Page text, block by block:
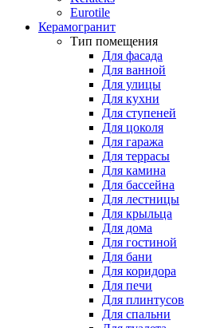
Eurotile
Керамогранит
Тип помещения
Для фасада
Для ванной
Для улицы
Для кухни
Для ступеней
Для цоколя
Для гаража
Для террасы
Для камина
Для бассейна
Для лестницы
Для крыльца
Для дома
Для гостиной
Для бани
Для коридора
Для печи
Для плинтусов
Для спальни